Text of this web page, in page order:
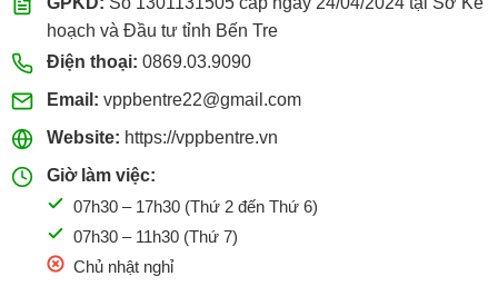
hoạch và Đầu tư tỉnh Bến Tre
Điện thoại: 0869.03.9090
Email: vppbentre22@gmail.com
Website: https://vppbentre.vn
Giờ làm việc:
07h30 – 17h30 (Thứ 2 đến Thứ 6)
07h30 – 11h30 (Thứ 7)
Chủ nhật nghỉ